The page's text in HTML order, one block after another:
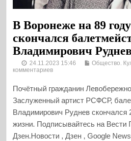
В Воронеже на 89
скончался
Владимирович
24.11.2023 15:46 Общество.
комментариев
Почётный гражданин
Заслуженный артист РСФСР,
Владимирович Руднев скончался
жизни. Подписывайтесь на Вести
Дзен.Новости , Дзен , Google